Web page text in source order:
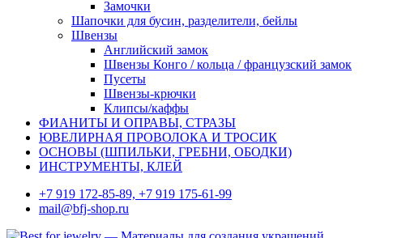
Замочки
Шапочки для бусин, разделители, бейлы
Швензы
Английский замок
Швензы Конго / кольца / французский замок
Пусеты
Швензы-крючки
Клипсы/каффы
ФИАНИТЫ И ОПРАВЫ, СТРАЗЫ
ЮВЕЛИРНАЯ ПРОВОЛОКА И ТРОСИК
ОСНОВЫ (ШПИЛЬКИ, ГРЕБНИ, ОБОДКИ)
ИНСТРУМЕНТЫ, КЛЕЙ
+7 919 172-85-89, +7 919 175-61-99
mail@bfj-shop.ru